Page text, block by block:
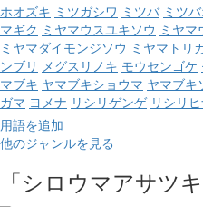
ホオズキ ミツガシワ ミツバ ミツ
マギク ミヤマウスユキソウ ミヤマ
ミヤマダイモンジソウ ミヤマトリ
ンブリ メグスリノキ モウセンゴケ
マブキ ヤマブキショウマ ヤマブキ
ガマ ヨメナ リシリゲンゲ リシリ
用語を追加
他のジャンルを見る
「シロウマアサツ